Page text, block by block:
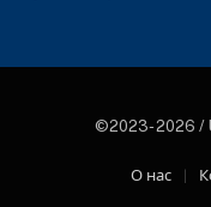
©2023- 2026 /
О нас